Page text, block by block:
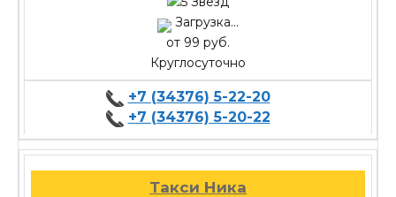
Загрузка...
от 99 руб.
Круглосуточно
+7 (34376) 5-22-20
+7 (34376) 5-20-22
Такси Ника